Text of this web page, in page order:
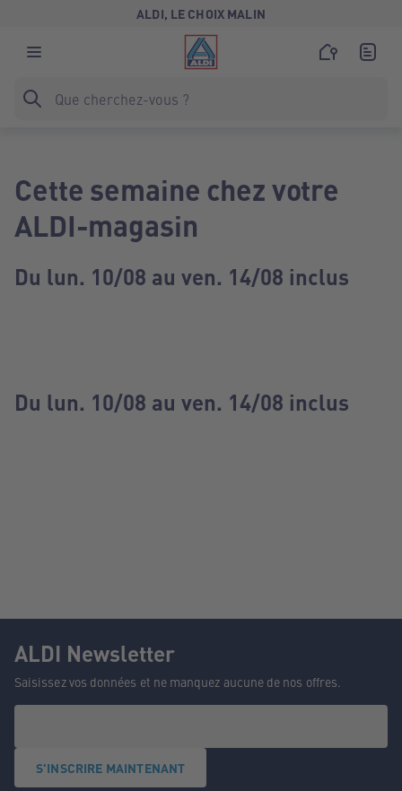
ALDI, LE CHOIX MALIN
Cette semaine chez votre
ALDI-magasin
Du lun. 10/08 au ven. 14/08 inclus
Du lun. 10/08 au ven. 14/08 inclus
ALDI Newsletter
Saisissez vos données et ne manquez aucune de nos offres.
S'INSCRIRE MAINTENANT